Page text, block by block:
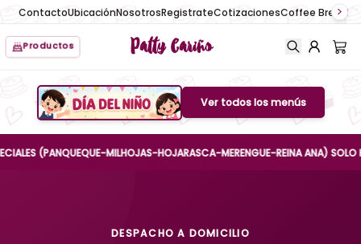
ContactoUbicaciónNosotrosRegistrateCotizacionesCoffee Break
Productos Patty Cariño
Boton de menu
Ver todos los menús
(PANQUEQUE-MILHOJAS-HOJARASCA-MERENGUE-REINA ANA) SOLO
DESPACHO A DOMICILIO